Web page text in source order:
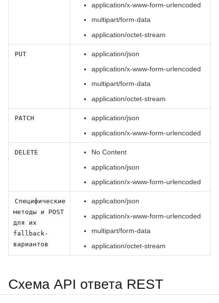
application/x-www-form-urlencoded
multipart/form-data
application/octet-stream
PUT
application/json
application/x-www-form-urlencoded
multipart/form-data
application/octet-stream
PATCH
application/json
application/x-www-form-urlencoded
DELETE
No Content
application/json
application/x-www-form-urlencoded
Специфические
методы и POST
для их
fallback-
вариантов
application/json
application/x-www-form-urlencoded
multipart/form-data
application/octet-stream
Схема API ответа REST